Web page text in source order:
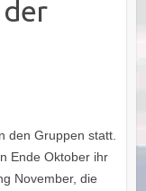
den Gruppen statt.
Ende Oktober ihr
November, die